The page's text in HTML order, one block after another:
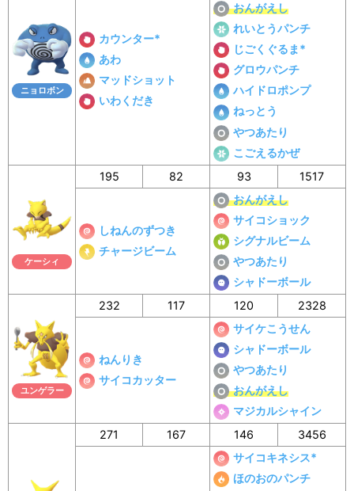
ニョロボン
カウンター*
あわ
マッドショット
いわくだき
おんがえし
れいとうパンチ
じごくぐるま*
グロウパンチ
ハイドロポンプ
ねっとう
やつあたり
こごえるかぜ
ケーシィ
195 82 93 1517
しねんのずつき
チャージビーム
おんがえし
サイコショック
シグナルビーム
やつあたり
シャドーボール
ユンゲラー
232 117 120 2328
ねんりき
サイコカッター
サイケこうせん
シャドーボール
やつあたり
おんがえし
マジカルシャイン
271 167 146 3456
サイコキネシス*
ほのおのパンチ